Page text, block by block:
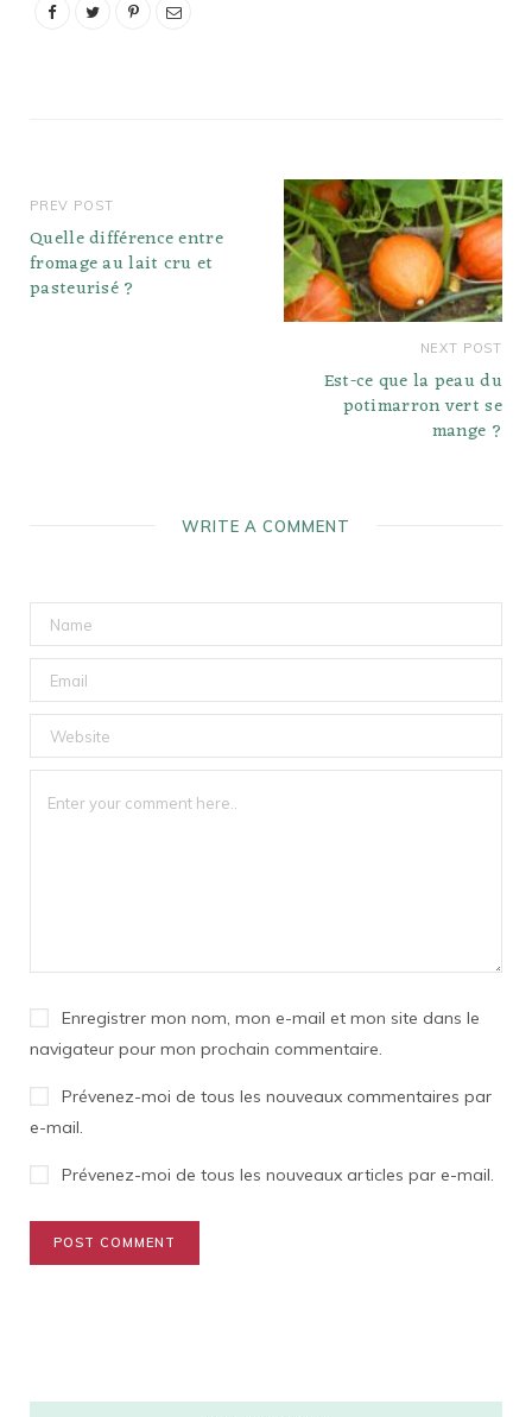
PREV POST
Quelle différence entre
fromage au lait cru et
pasteurisé ?
NEXT POST
Est-ce que la peau du
potimarron vert se
mange ?
WRITE A COMMENT
Enregistrer mon nom, mon e-mail et mon site dans le
navigateur pour mon prochain commentaire.
Prévenez-moi de tous les nouveaux commentaires par
e-mail.
Prévenez-moi de tous les nouveaux articles par e-mail.